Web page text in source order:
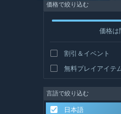
価格で絞り込む
価格は
割引＆イベント
無料プレイアイテ
言語で絞り込む
日本語